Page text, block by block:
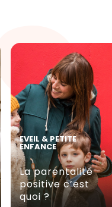
EVEIL & PETITE
ENFANCE
La parentalité
positive c’est
quoi ?